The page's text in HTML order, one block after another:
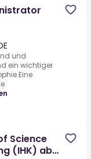
und
ein wichtiger
Science
(IHK) ab